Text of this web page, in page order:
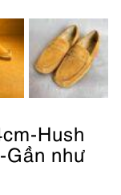
Hush
Gần như